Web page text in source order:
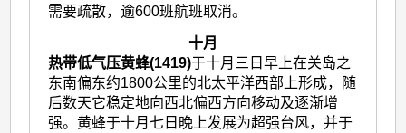
需要疏散，逾600班航班取消。
十月
热带低气压黄蜂(1419)于十月三日早上在关岛之
东南偏东约1800公里的北太平洋西部上形成，随
后数天它稳定地向西北偏西方向移动及逐渐增
强。黄蜂于十月七日晩上发展为超强台风，并于